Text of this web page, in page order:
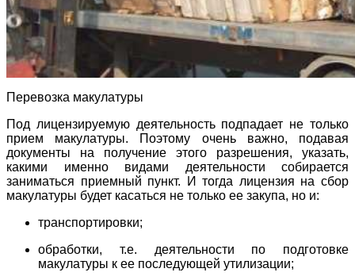
Перевозка макулатуры
Под лицензируемую деятельность подпадает не только
прием макулатуры. Поэтому очень важно, подавая
документы на получение этого разрешения, указать,
какими именно видами деятельности собирается
заниматься приемный пункт. И тогда лицензия на сбор
макулатуры будет касаться не только ее закупа, но и:
транспортировки;
обработки, т.е. деятельности по подготовке
макулатуры к ее последующей утилизации;